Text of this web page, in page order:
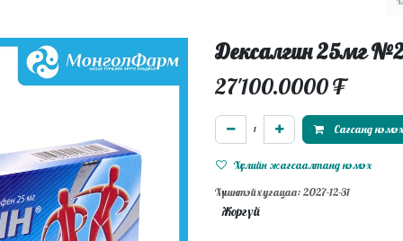
Дексалгин 25мг
27'100.0000₮
Сагсанд нэмэх
Хүслийн жагсаалтанд нэмэх
Хүчинтэй хугацаа: 2027-12-31
Жоргүй